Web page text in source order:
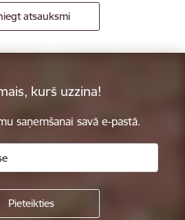
atsauksmi
kurš uzzina!
saņemšanai savā e-pastā.